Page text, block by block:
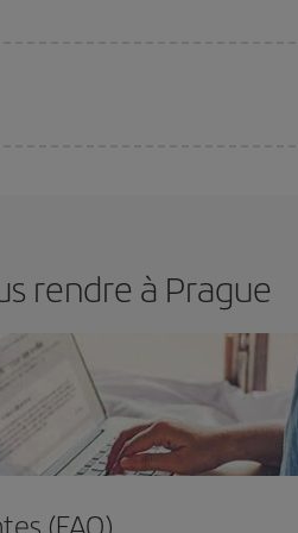
rendre à Prague
(FAQ)